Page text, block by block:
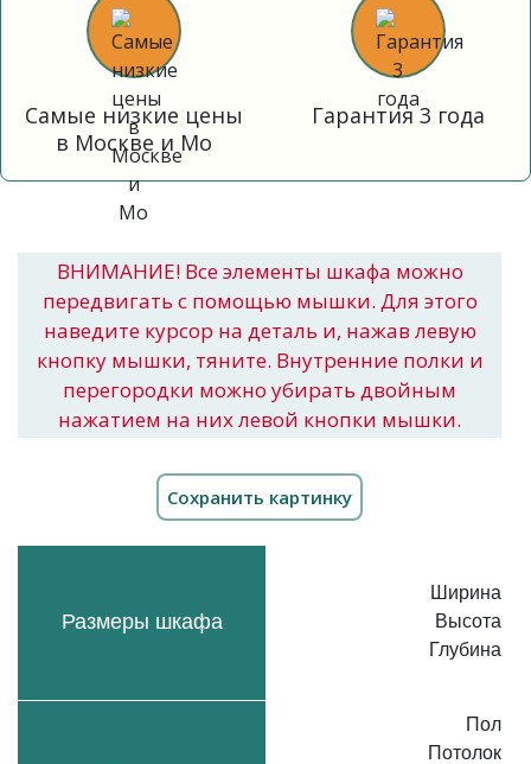
Самые низкие цены
в Москве и Мо
Гарантия 3 года
ВНИМАНИЕ! Все элементы шкафа можно
передвигать с помощью мышки. Для этого
наведите курсор на деталь и, нажав левую
кнопку мышки, тяните. Внутренние полки и
перегородки можно убирать двойным
нажатием на них левой кнопки мышки.
Размеры шкафа
Ширина
Высота
Глубина
Пол
Потолок